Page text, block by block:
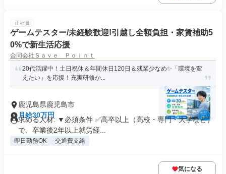
正社員
ゲームテスター/未経験歓迎!引越し全額負担・家賃補助5
0%で新生活応援
合同会社Ｓａｖｅ Ｐｏｉｎｔ
20代活躍中！土日祝休＆年間休日120日＆残業少なめ✨「環境を変
えたい」を応援！充実研修か...
鹿児島県鹿児島市
月給30万円
求める人材: ▼必須条件 ✅高卒以上（高校・専門・大学など）
で、卒業後2年以上就労経...
即日勤務OK 交通費支給
気になる